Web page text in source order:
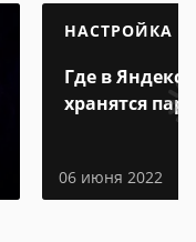
НАСТРОЙКА
Где в Яндекс
хранятся
06 июня 2022